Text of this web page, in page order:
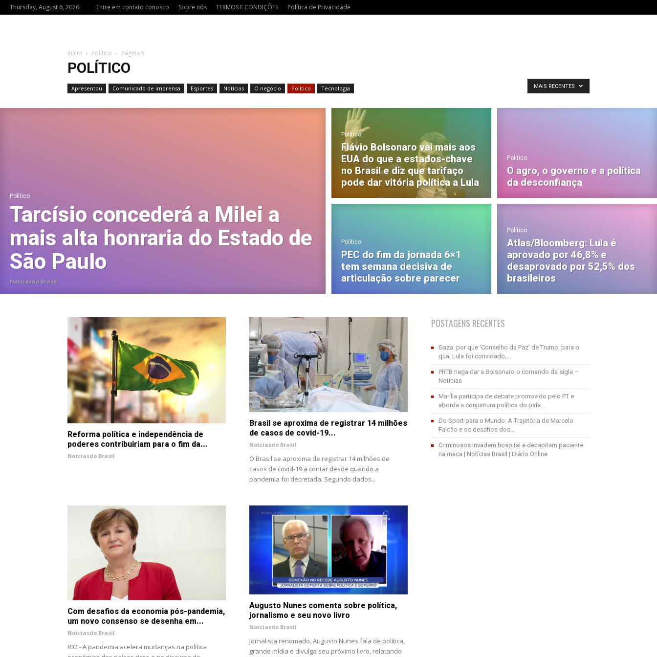
Thursday, August 6, 2026 Entre em contato conosco Sobre nós TERMOS E CONDIÇÕES Política de Privacidade
Início Político Página 5
POLÍTICO
Apresentou Comunicado de imprensa Esportes Notícias O negócio Político Tecnologia MAIS RECENTES
Político
Tarcísio concederá a Milei a
mais alta honraria do Estado de
São Paulo
Notciasdo Brasil
Político
Flávio Bolsonaro vai mais aos
EUA do que a estados-chave
no Brasil e diz que tarifaço
pode dar vitória política a Lula
Político
O agro, o governo e a política
da desconfiança
Político
PEC do fim da jornada 6×1
tem semana decisiva de
articulação sobre parecer
Político
Atlas/Bloomberg: Lula é
aprovado por 46,8% e
desaprovado por 52,5% dos
brasileiros
Reforma política e independência de
poderes contribuiriam para o fim da...
Notciasdo Brasil
Brasil se aproxima de registrar 14 milhões
de casos de covid-19...
Notciasdo Brasil
O Brasil se aproxima de registrar 14 milhões de
casos de covid-19 a contar desde quando a
pandemia foi decretada. Segundo dados...
Com desafios da economia pós-pandemia,
um novo consenso se desenha em...
Notciasdo Brasil
RIO - A pandemia acelera mudanças na política
Augusto Nunes comenta sobre política,
jornalismo e seu novo livro
Notciasdo Brasil
Jornalista renomado, Augusto Nunes fala de política,
grande mídia e divulga seu próximo livro, relatando
POSTAGENS RECENTES
Gaza: por que ‘Conselho da Paz’ de Trump, para o
qual Lula foi convidado,...
PRTB nega dar a Bolsonaro o comando da sigla –
Notícias
Marília participa de debate promovido pelo PT e
aborda a conjuntura política do país...
Do Sport para o Mundo: A Trajetória de Marcelo
Falcão e os desafios dos...
Criminosos invadem hospital e decapitam paciente
na maca | Notícias Brasil | Diário Online